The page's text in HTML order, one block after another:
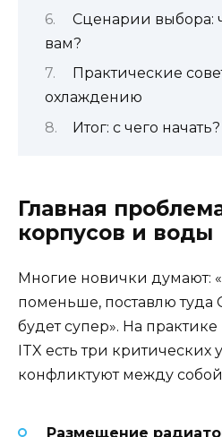
Сценарии выбора:
вам?
Практические
охлаждению
Итог: с чего начать?
Главная
корпусов и воды
Многие новички думают:
поменьше, поставлю
будет супер». На
ITX есть три критических
конфликтуют между
Размещение